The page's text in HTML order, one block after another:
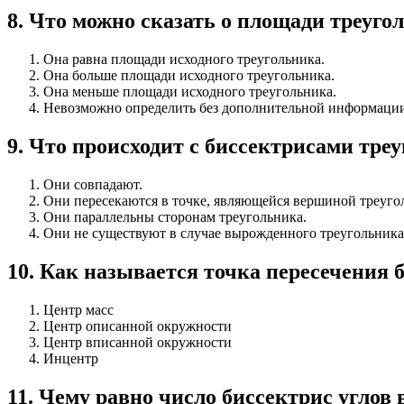
8. Что можно сказать о площади
Она равна площади исходного треугольника.
Она больше площади исходного треугольника.
Она меньше площади исходного треугольника.
Невозможно определить без дополнительной
9. Что происходит с биссектрисами
Они совпадают.
Они пересекаются в точке, являющейся вершиной
Они параллельны сторонам треугольника.
Они не существуют в случае вырожденного
10. Как называется точка пересечения
Центр масс
Центр описанной окружности
Центр вписанной окружности
Инцентр
11. Чему равно число биссектрис углов